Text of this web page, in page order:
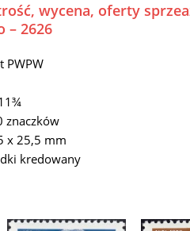
wycena, oferty
– 2626
PWPW
znaczków
x 25,5 mm
kredowany